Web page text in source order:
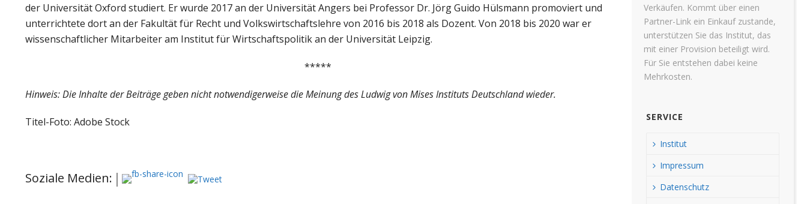
der Universität Oxford studiert. Er wurde 2017 an der Universität Angers bei Professor Dr. Jörg Guido Hülsmann promoviert und
unterrichtete dort an der Fakultät für Recht und Volkswirtschaftslehre von 2016 bis 2018 als Dozent. Von 2018 bis 2020 war er
wissenschaftlicher Mitarbeiter am Institut für Wirtschaftspolitik an der Universität Leipzig.
*****
Hinweis: Die Inhalte der Beiträge geben nicht notwendigerweise die Meinung des Ludwig von Mises Instituts Deutschland wieder.
Titel-Foto: Adobe Stock
Soziale Medien:
Verkäufen. Kommt über einen
Partner-Link ein Einkauf zustande,
unterstützen Sie das Institut, das
mit einer Provision beteiligt wird.
Für Sie entstehen dabei keine
Mehrkosten.
SERVICE
Institut
Impressum
Datenschutz